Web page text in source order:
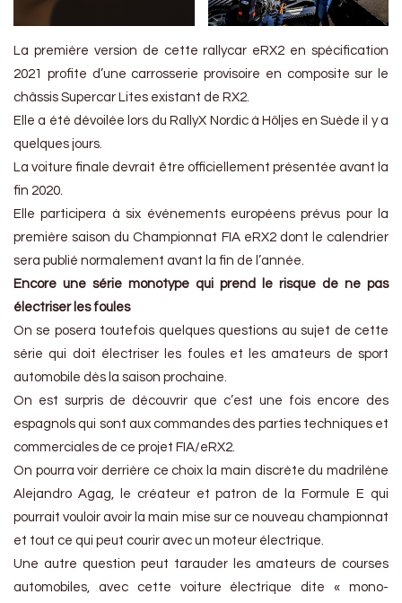
La première version de cette rallycar eRX2 en spécification
2021 profite d’une carrosserie provisoire en composite sur le
châssis Supercar Lites existant de RX2.
Elle a été dévoilée lors du RallyX Nordic à Höljes en Suède il y a
quelques jours.
La voiture finale devrait être officiellement présentée avant la
fin 2020.
Elle participera à six événements européens prévus pour la
première saison du Championnat FIA eRX2 dont le calendrier
sera publié normalement avant la fin de l’année.
Encore une série monotype qui prend le risque de ne pas
électriser les foules
On se posera toutefois quelques questions au sujet de cette
série qui doit électriser les foules et les amateurs de sport
automobile dès la saison prochaine.
On est surpris de découvrir que c’est une fois encore des
espagnols qui sont aux commandes des parties techniques et
commerciales de ce projet FIA/eRX2.
On pourra voir derrière ce choix la main discrète du madrilène
Alejandro Agag, le créateur et patron de la Formule E qui
pourrait vouloir avoir la main mise sur ce nouveau championnat
et tout ce qui peut courir avec un moteur électrique.
Une autre question peut tarauder les amateurs de courses
automobiles, avec cette voiture électrique dite « mono-